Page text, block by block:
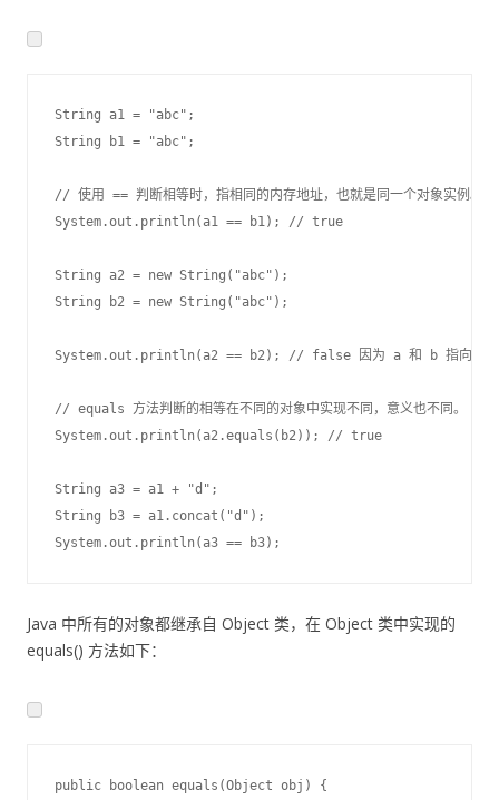
String a1 = "abc" ;
String b1 = "abc" ;
// 使用 == 判断相等时，指相同的内存地址，也就是同一个对象实例。
System .out . println( a1 == b1) ; // true
String a2 = new String ( "abc" ) ;
String b2 = new String ( "abc" ) ;
System .out . println( a2 == b2) ; // false 因为 a 和 b 指向不同
// equals 方法判断的相等在不同的对象中实现不同，意义也不同。
System .out . println( a2 .equals ( b2) ) ; // true
String a3 = a1 + "d" ;
String b3 = a1 . concat ( "d" ) ;
System .out . println( a3 == b3) ;
Java 中所有的对象都继承自 Object 类，在 Object 类中实现的
equals() 方法如下：
public boolean equals (Object obj )
{